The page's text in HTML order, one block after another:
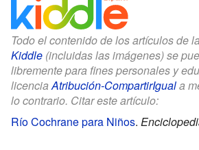
Todo el contenido de los artículos de la
Kiddle (incluidas las imágenes) se
libremente para fines personales y
licenciaAtribución-CompartirIguala
lo contrario. Citar este artículo:
Río Cochrane para Niños.